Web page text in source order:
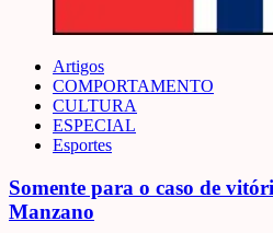
Artigos
COMPORTAMENTO
CULTURA
ESPECIAL
Esportes
Somente para o caso de
Manzano